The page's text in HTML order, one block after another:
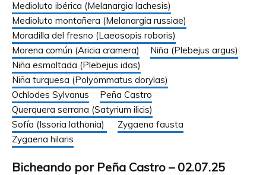
Medioluto ibérica (Melanargia lachesis)
Medioluto montañera (Melanargia russiae)
Moradilla del fresno (Laeosopis roboris)
Morena común (Aricia cramera)
Niña (Plebejus argus)
Niña esmaltada (Plebejus idas)
Niña turquesa (Polyommatus dorylas)
Ochlodes Sylvanus
Peña Castro
Querquera serrana (Satyrium ilicis)
Sofía (Issoria lathonia)
Zygaena fausta
Zygaena hilaris
Bicheando por Peña Castro – 02.07.25